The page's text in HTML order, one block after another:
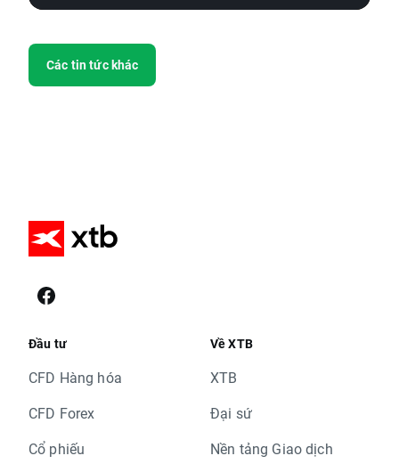
Các tin tức khác
Đầu tư
CFD Hàng hóa
CFD Forex
Cổ phiếu
Về XTB
XTB
Đại sứ
Nền tảng Giao dịch